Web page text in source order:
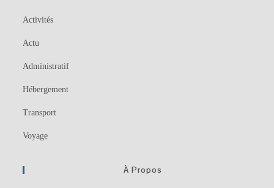
Activités
Actu
Administratif
Hébergement
Transport
Voyage
À Propos